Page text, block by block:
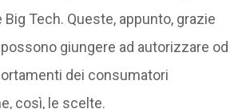
Tech. Queste, appunto, grazie
giungere ad autorizzare od
dei consumatori
così, le scelte.